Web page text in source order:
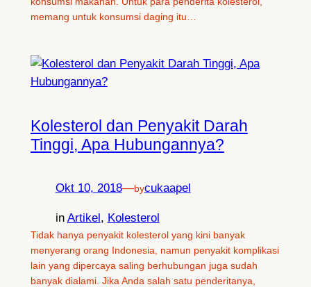
memang untuk konsumsi daging itu…
Kolesterol dan Penyakit Darah
Tinggi, Apa Hubungannya?
Okt 10, 2018—bycukaapel
in Artikel, Kolesterol
Tidak hanya penyakit kolesterol yang kini banyak
menyerang orang Indonesia, namun penyakit komplikasi
lain yang dipercaya saling berhubungan juga sudah
banyak dialami. Jika Anda salah satu penderitanya,